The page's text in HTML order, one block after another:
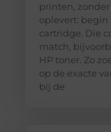
printen,
oplevert:
cartridge. Die
match,
HP toner. Zo
op de exacte
bij de